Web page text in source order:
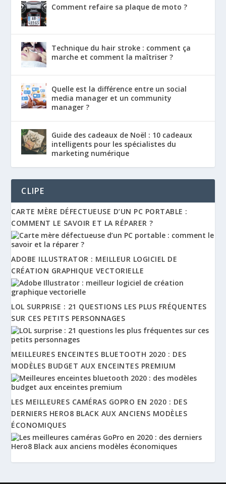
Comment refaire sa plaque de moto ?
Technique du hair stroke : comment ça
marche et comment la maîtriser ?
Quelle est la différence entre un social
media manager et un community
manager ?
Guide des cadeaux de Noël : 10 cadeaux
intelligents pour les spécialistes du
marketing numérique
CLIPE
CARTE MÈRE DÉFECTUEUSE D’UN PC PORTABLE :
COMMENT LE SAVOIR ET LA RÉPARER ?
ADOBE ILLUSTRATOR : MEILLEUR LOGICIEL DE
CRÉATION GRAPHIQUE VECTORIELLE
LOL SURPRISE : 21 QUESTIONS LES PLUS FRÉQUENTES
SUR CES PETITS PERSONNAGES
MEILLEURES ENCEINTES BLUETOOTH 2020 : DES
MODÈLES BUDGET AUX ENCEINTES PREMIUM
LES MEILLEURES CAMÉRAS GOPRO EN 2020 : DES
DERNIERS HERO8 BLACK AUX ANCIENS MODÈLES
ÉCONOMIQUES